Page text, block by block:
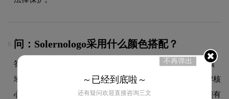
6. 问：Solernologo采用什么颜色搭配？
答：Solerno品牌整体使用的色彩方案充分契合了其在品牌领
域的品牌定位，采用单色系配色方案，简洁有力地突出品牌核
心符号。这种色彩选择既传递了品牌的图形设计美学，又能有
不再弹出
～已经到底啦～
还有疑问欢迎直接咨询三文